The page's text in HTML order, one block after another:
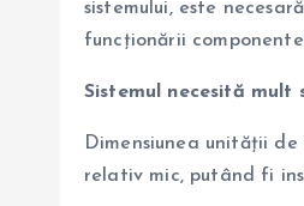
sistemului, este
funcționării
Sistemul necesită mult
Dimensiunea unității
relativ mic, putând fi